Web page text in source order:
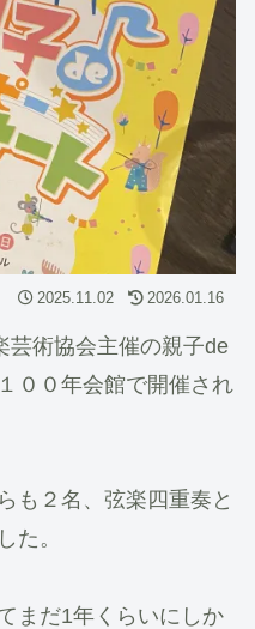
2025.11.02 2026.01.16
芸術協会主催の親子de
００年会館で開催され
も２名、弦楽四重奏と
た。
まだ1年くらいにしか